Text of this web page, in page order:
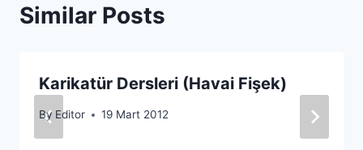
Similar Posts
Karikatür Dersleri (Havai Fişek)
By Editor 19 Mart 2012